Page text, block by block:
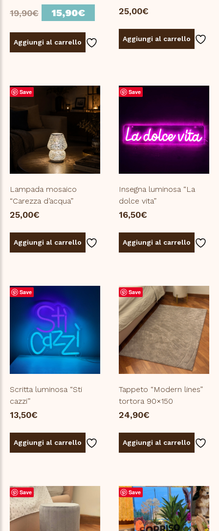
19,90€
prezzo
originale
era:
15,90€
prezzo
attuale
Aggiungi al carrello
25,00€
Aggiungi al carrello
Save
Lampada mosaico
“Carezza d’acqua”
25,00€
Aggiungi al carrello
Save
Insegna luminosa “La
dolce vita”
16,50€
Aggiungi al carrello
Save
Scritta luminosa “Sti
cazzi”
13,50€
Aggiungi al carrello
Save
Tappeto “Modern lines”
tortora 90×150
24,90€
Aggiungi al carrello
Save Save